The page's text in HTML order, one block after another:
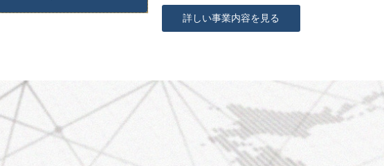
詳しい事業内容を見る